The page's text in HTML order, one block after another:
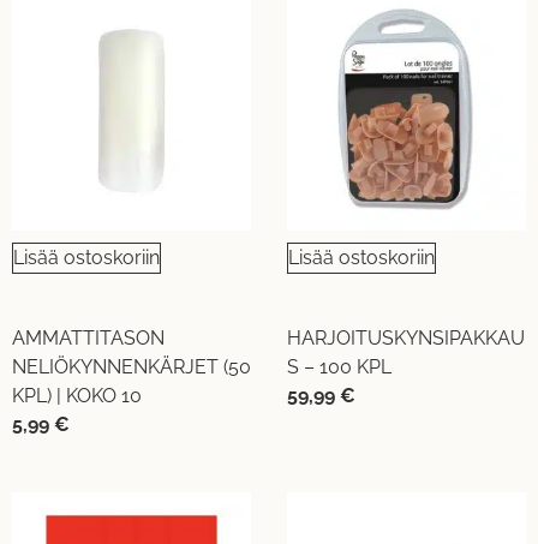
Lisää ostoskoriin
AMMATTITASON
NELIÖKYNNENKÄRJET (50
KPL) | KOKO 10
5,99 €
Lisää ostoskoriin
HARJOITUSKYNSIPAKKAU
S – 100 KPL
59,99 €